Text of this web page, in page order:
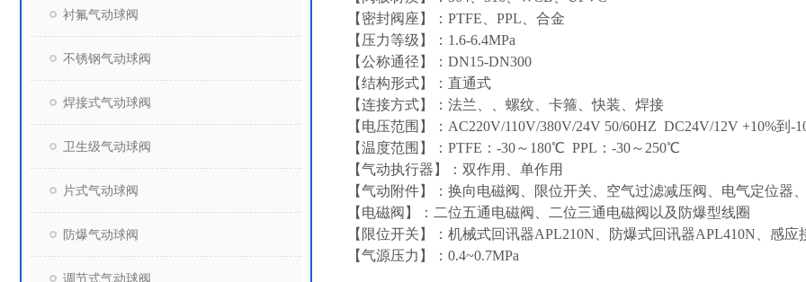
衬氟气动球阀
不锈钢气动球阀
焊接式气动球阀
卫生级气动球阀
片式气动球阀
防爆气动球阀
调节式气动球阀
【密封阀座】：PTFE、PPL、合金
【压力等级】：1.6-6.4MPa
【公称通径】：DN15-DN300
【结构形式】：直通式
【连接方式】：法兰、、螺纹、卡箍、快装、焊接
【电压范围】：AC220V/110V/380V/24V 50/60HZ DC24V/12V +10%到-
【温度范围】：PTFE：-30～180℃ PPL：-30～250℃
【气动执行器】：双作用、单作用
【气动附件】：换向电磁阀、限位开关、空气过滤减压阀、电气定位器
【电磁阀】：二位五通电磁阀、二位三通电磁阀以及防爆型线圈
【限位开关】：机械式回讯器APL210N、防爆式回讯器APL410N、感应
【气源压力】：0.4~0.7MPa